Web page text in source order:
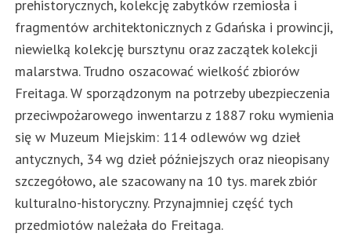
prehistorycznych, kolekcję zabytków rzemiosła i
fragmentów architektonicznych z Gdańska i prowincji,
niewielką kolekcję bursztynu oraz zaczątek kolekcji
malarstwa. Trudno oszacować wielkość zbiorów
Freitaga. W sporządzonym na potrzeby ubezpieczenia
przeciwpożarowego inwentarzu z 1887 roku wymienia
się w Muzeum Miejskim: 114 odlewów wg dzieł
antycznych, 34 wg dzieł późniejszych oraz nieopisany
szczegółowo, ale szacowany na 10 tys. marek zbiór
kulturalno-historyczny. Przynajmniej część tych
przedmiotów należała do Freitaga.